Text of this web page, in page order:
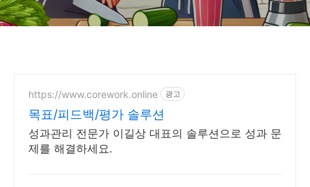
https://www.corework.online 광고
목표/피드백/평가 솔루션
성과관리 전문가 이길상 대표의 솔루션으로 성과 문
제를 해결하세요.